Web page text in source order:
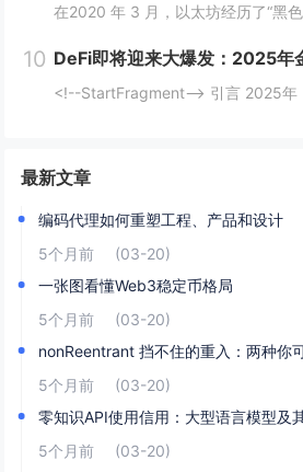
10
最新文章
编码代理如何重塑工程、产品和设计
5个月前
(03-20)
一张图看懂Web3稳定币格局
5个月前
(03-20)
nonReentrant 挡不住的重入：两种你
5个月前
(03-20)
零知识API使用信用：大型语言模型及
5个月前
(03-20)